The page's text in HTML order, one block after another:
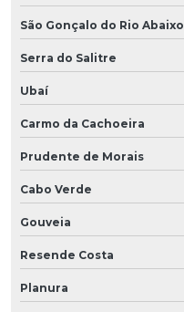
São Gonçalo do Rio Abaixo
Serra do Salitre
Ubaí
Carmo da Cachoeira
Prudente de Morais
Cabo Verde
Gouveia
Resende Costa
Planura